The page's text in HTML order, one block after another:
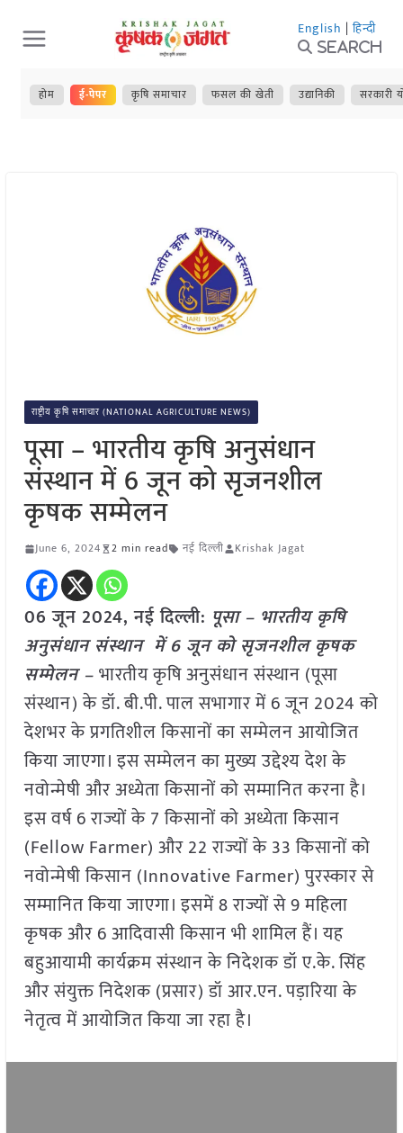
Skip
to
content
English | हिन्दी
Search
होम ई-पेपर कृषि समाचार फसल की खेती उद्यानिकी सरकारी
राष्ट्रीय कृषि समाचार (NATIONAL AGRICULTURE NEWS)
पूसा – भारतीय कृषि अनुसंधान
संस्थान में 6 जून को सृजनशील
कृषक सम्मेलन
June 6, 2024 2 min read नई दिल्ली Krishak Jagat
06 जून 2024,नई दिल्ली: पूसा – भारतीय कृषि
अनुसंधान संस्थान में 6 जून को सृजनशील कृषक
सम्मेलन –भारतीय कृषि अनुसंधान संस्थान (पूसा
संस्थान) के डॉ. बी.पी. पाल सभागार में 6 जून 2024 को
देशभर के प्रगतिशील किसानों का सम्मेलन आयोजित
किया जाएगा। इस सम्मेलन का मुख्य उद्देश्य देश के
नवोन्मेषी और अध्येता किसानों को सम्मानित करना है।
इस वर्ष 6 राज्यों के 7 किसानों को अध्येता किसान
(Fellow Farmer) और 22 राज्यों के 33 किसानों को
नवोन्मेषी किसान (Innovative Farmer) पुरस्कार से
सम्मानित किया जाएगा। इसमें 8 राज्यों से 9 महिला
कृषक और 6 आदिवासी किसान भी शामिल हैं। यह
बहुआयामी कार्यक्रम संस्थान के निदेशक डॉ ए.के. सिंह
और संयुक्त निदेशक (प्रसार) डॉ आर.एन. पड़ारिया के
नेतृत्व में आयोजित किया जा रहा है।